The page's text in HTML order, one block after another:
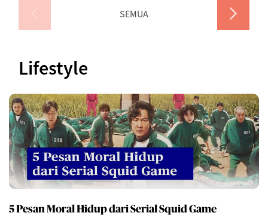
SEMUA
Lifestyle
5 Pesan Moral Hidup dari Serial Squid Game